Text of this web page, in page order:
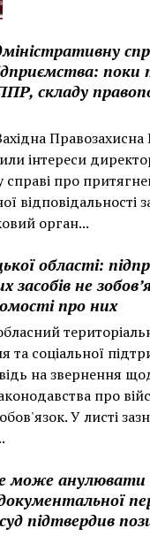
поки
складу
Правозахисна
інтереси
справі про
відповідальності
орган...
області:
не
про них
та соціальної
на звернення
про
У листі
може анулювати
підтвердив